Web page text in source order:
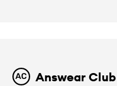
Answear Club